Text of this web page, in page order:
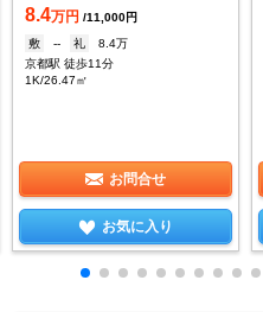
8.4万円 /11,000円
敷
-- 礼
8.4万
京都駅 徒歩11分
1K/26.47㎡
お問合せ
お気に入り